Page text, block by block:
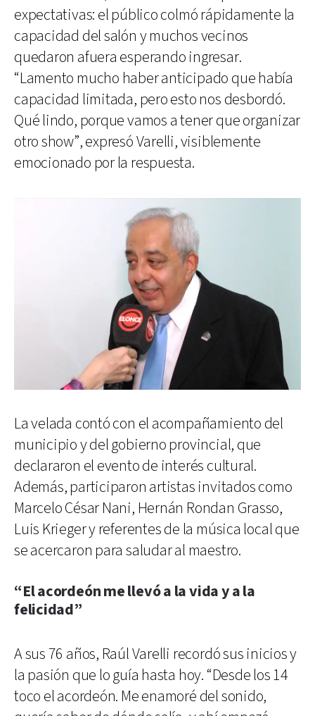
expectativas: el público colmó rápidamente la
capacidad del salón y muchos vecinos
quedaron afuera esperando ingresar.
“Lamento mucho haber anticipado que había
capacidad limitada, pero esto nos desbordó.
Qué lindo, porque vamos a tener que organizar
otro show”, expresó Varelli, visiblemente
emocionado por la respuesta.
La velada contó con el acompañamiento del
municipio y del gobierno provincial, que
declararon el evento de interés cultural.
Además, participaron artistas invitados como
Marcelo César Nani, Hernán Rondan Grasso,
Luis Krieger y referentes de la música local que
se acercaron para saludar al maestro.
“El acordeón me llevó a la vida y a la
felicidad”
A sus 76 años, Raúl Varelli recordó sus inicios y
la pasión que lo guía hasta hoy. “Desde los 14
toco el acordeón. Me enamoré del sonido,